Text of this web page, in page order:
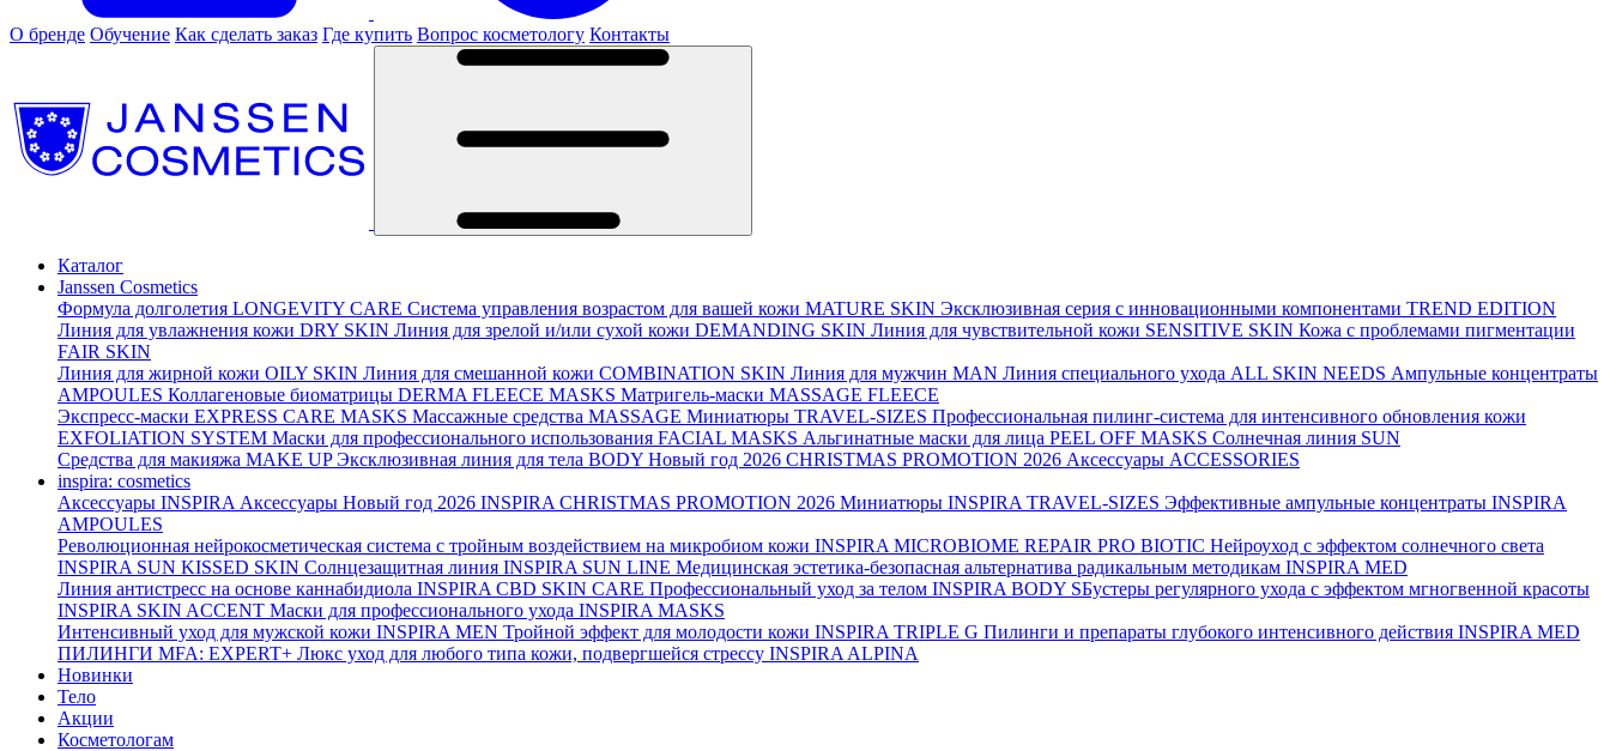
О бренде Обучение Как сделать заказ Где купить Вопрос косметологу Контакты
Каталог
Janssen Cosmetics
Формула долголетия LONGEVITY CARE Система управления возрастом для вашей кожи MATURE SKIN Эксклюзивная серия с инновационными компонентами TREND EDITION
Линия для увлажнения кожи DRY SKIN Линия для зрелой и/или сухой кожи DEMANDING SKIN Линия для чувствительной кожи SENSITIVE SKIN Кожа с проблемами пигментации
FAIR SKIN
Линия для жирной кожи OILY SKIN Линия для смешанной кожи COMBINATION SKIN Линия для мужчин MAN Линия специального ухода ALL SKIN NEEDS Ампульные концентраты
AMPOULES Коллагеновые биоматрицы DERMA FLEECE MASKS Матригель-маски MASSAGE FLEECE
Экспресс-маски EXPRESS CARE MASKS Массажные средства MASSAGE Миниатюры TRAVEL-SIZES Профессиональная пилинг-система для интенсивного обновления кожи
EXFOLIATION SYSTEM Маски для профессионального использования FACIAL MASKS Альгинатные маски для лица PEEL OFF MASKS Солнечная линия SUN
Средства для макияжа MAKE UP Эксклюзивная линия для тела BODY Новый год 2026 CHRISTMAS PROMOTION 2026 Аксессуары ACCESSORIES
inspira: cosmetics
Аксессуары INSPIRA Аксессуары Новый год 2026 INSPIRA CHRISTMAS PROMOTION 2026 Миниатюры INSPIRA TRAVEL-SIZES Эффективные ампульные концентраты INSPIRA
AMPOULES
Революционная нейрокосметическая система с тройным воздействием на микробиом кожи INSPIRA MICROBIOME REPAIR PRO BIOTIC Нейроуход с эффектом солнечного света
INSPIRA SUN KISSED SKIN Солнцезащитная линия INSPIRA SUN LINE Медицинская эстетика-безопасная альтернатива радикальным методикам INSPIRA MED
Линия антистресс на основе каннабидиола INSPIRA CBD SKIN CARE Профессиональный уход за телом INSPIRA BODY SБустеры регулярного ухода с эффектом мгногвенной красоты
INSPIRA SKIN ACCENT Маски для профессионального ухода INSPIRA MASKS
Интенсивный уход для мужской кожи INSPIRA MEN Тройной эффект для молодости кожи INSPIRA TRIPLE G Пилинги и препараты глубокого интенсивного действия INSPIRA MED
ПИЛИНГИ MFA: EXPERT+ Люкс уход для любого типа кожи, подвергшейся стрессу INSPIRA ALPINA
Новинки
Тело
Акции
Косметологам